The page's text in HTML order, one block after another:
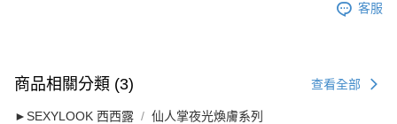
客服
商品相關分類 (3) 查看全部
►SEXYLOOK 西西露 仙人掌夜光煥膚系列